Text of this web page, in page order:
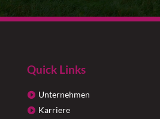
Quick Links
Unternehmen
Karriere